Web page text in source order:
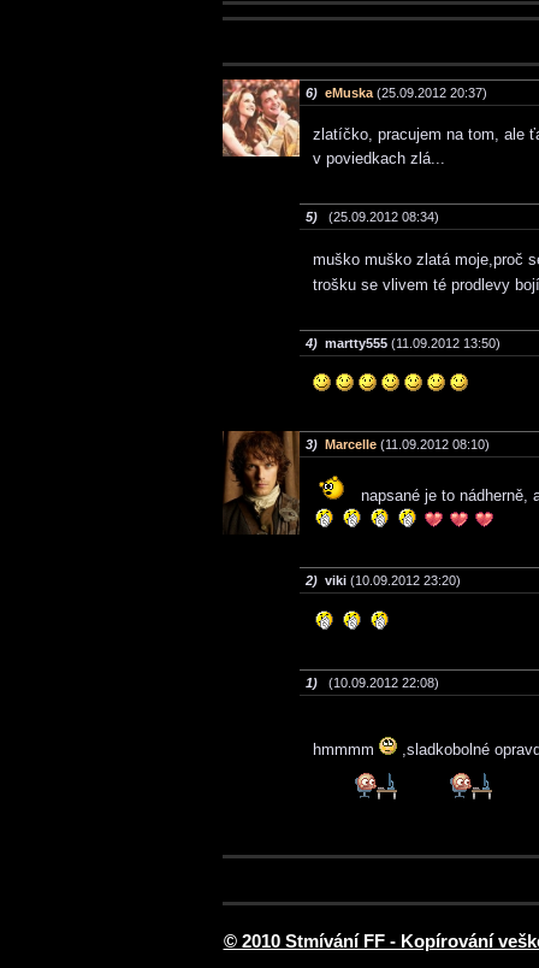
6) eMuska(25.09.2012 20:37)
zlatíčko, pracujem na tom, ale
v poviedkach zlá...
5) (25.09.2012 08:34)
muško muško zlatá moje,proč
trošku se vlivem té prodlevy
4) martty555 (11.09.2012 13:50)
3) Marcelle (11.09.2012 08:10)
napsané je to nádherně,
2) viki (10.09.2012 23:20)
1) (10.09.2012 22:08)
hmmmm ,sladkobolné
© 2010 Stmívání FF - Kopírování